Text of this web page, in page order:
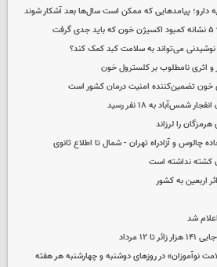
پیامدهایی که ممکن است سال‌ها بعد آشکار شوند
می‌تواند به سلامت کبد کمک کند؟
و اثری نامطلوب بر کلسترول خون
خون تضمین‌کننده امنیت درمان کشور است
به ۱۸ نفر رسید
چالوس و آزادراه تهران - شمال تا اطلاع ثانوی
کشته نداشته است
شد
نوآموزان» در روزهای دوشنبه و چهارشنبه هر هفته